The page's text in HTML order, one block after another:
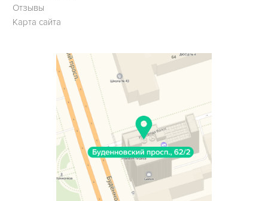
Отзывы
Карта сайта